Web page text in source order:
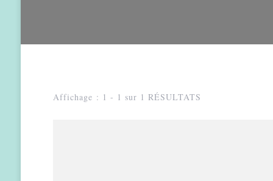
Affichage : 1 - 1 sur 1 RÉSULTATS